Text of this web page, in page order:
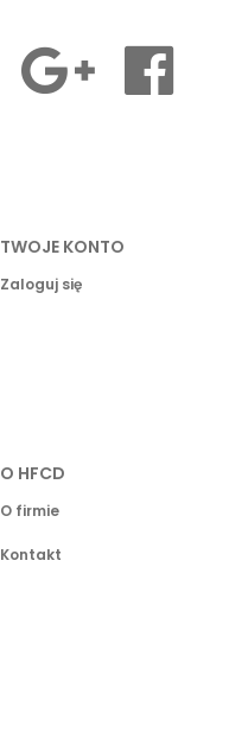
TWOJE KONTO
Zaloguj się
O HFCD
O firmie
Kontakt